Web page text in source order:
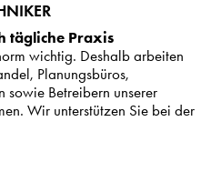
tägliche Praxis
wichtig. Deshalb arbeiten
Planungsbüros,
sowie Betreibern unserer
Wir unterstützen Sie bei der